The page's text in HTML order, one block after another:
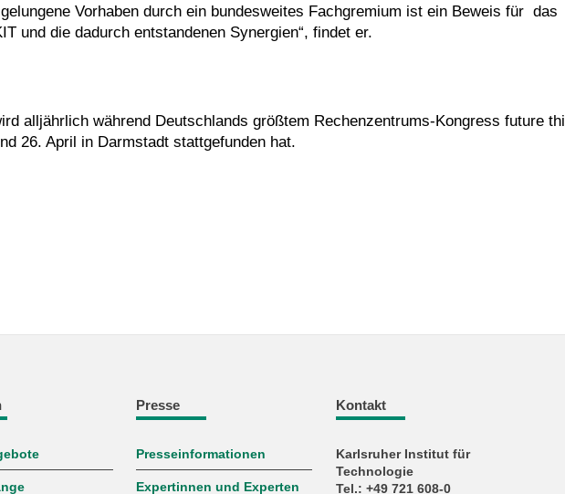
Vorhaben durch ein bundesweites Fachgremium ist ein Beweis für das
und die dadurch entstandenen Synergien“, findet er.
alljährlich während Deutschlands größtem Rechenzentrums-Kongress future
26. April in Darmstadt stattgefunden hat.
Presse
Presseinformationen
Expertinnen und Experten
Kontakt
Karlsruher Institut für
Technologie
Tel.: +49 721 608-0